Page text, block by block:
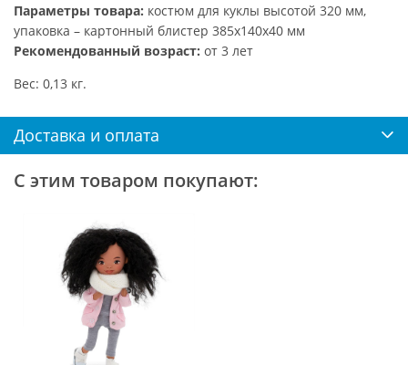
Параметры товара: костюм для куклы высотой 320 мм,
упаковка – картонный блистер 385х140х40 мм
Рекомендованный возраст: от 3 лет
Вес: 0,13 кг.
Доставка и оплата
С этим товаром покупают: